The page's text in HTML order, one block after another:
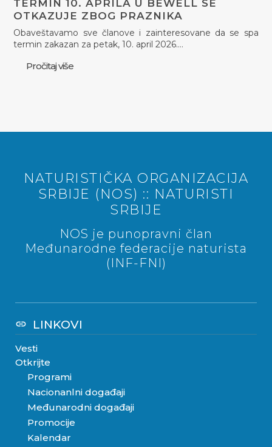
TERMIN 10. APRILA U BEWELL SE
OTKAZUJE ZBOG PRAZNIKA
Obaveštavamo sve članove i zainteresovane da se spa
termin zakazan za petak, 10. april 2026.…
Pročitaj više
NATURISTIČKA ORGANIZACIJA
SRBIJE (NOS) :: NATURISTI
SRBIJE
NOS je punopravni član
Međunarodne federacije naturista
(INF-FNI)
link LINKOVI
Vesti
Otkrijte
Programi
Nacionanlni događaji
Međunarodni događaji
Promocije
Kalendar